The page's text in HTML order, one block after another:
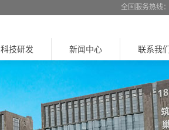
全国服务热线
科技研发 新闻中心 联系我们